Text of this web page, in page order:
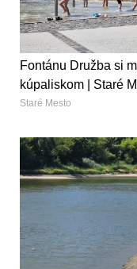
Fontánu Družba si
kúpaliskom | Staré
Staré Mesto